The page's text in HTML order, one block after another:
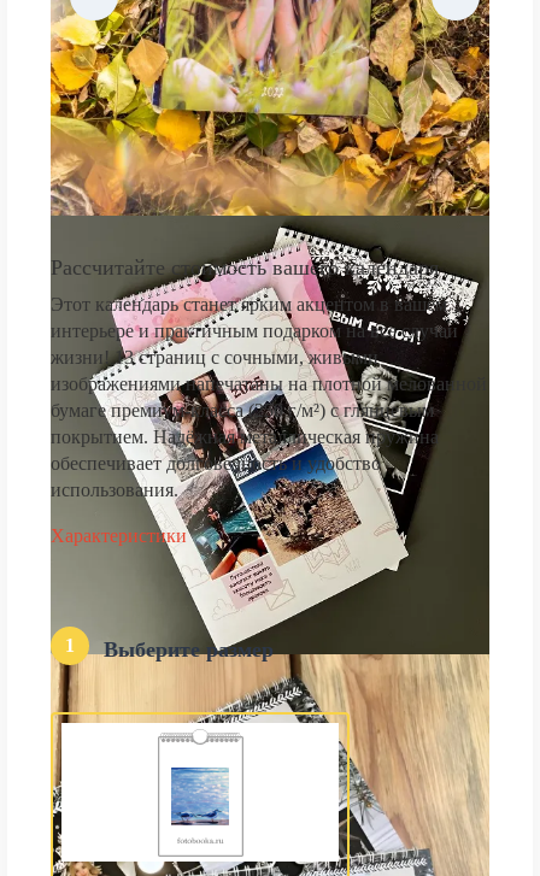
Рассчитайте стоимость вашего календаря
Этот календарь станет ярким акцентом в вашем
интерьере и практичным подарком на все случаи
жизни! 13 страниц с сочными, живыми
изображениями напечатаны на плотной мелованной
бумаге премиум-класса (250 г/м²) с глянцевым
покрытием. Надёжная металлическая пружина
обеспечивает долговечность и удобство
использования.
Характеристики
1 Выберите размер